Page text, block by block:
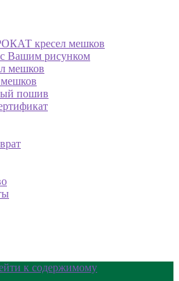
кресел мешков
Вашим рисунком
мешков
пошив
к содержимому